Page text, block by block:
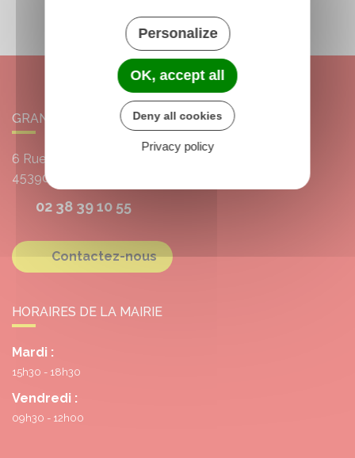
GRANGERMONT
6 Rue de l'École
45390
02 38 39 10 55
Contactez-nous
HORAIRES DE LA MAIRIE
Mardi :
15h30 - 18h30
Vendredi :
09h30 - 12h00
Personalize
OK, accept all
Deny all cookies
Privacy policy